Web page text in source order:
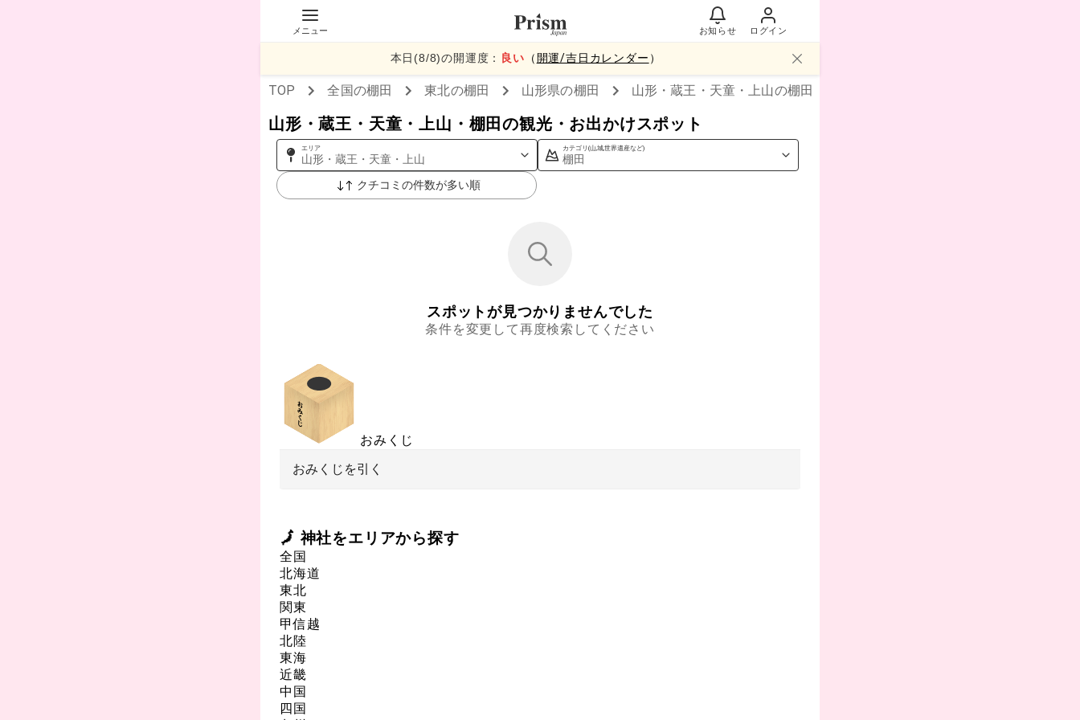
メニュー お知らせ ログイン
本日(8/8)の開運度： 良い （ 開運/吉日カレンダー ）
TOP 全国の棚田 東北の棚田 山形県の棚田 山形・蔵王・天童・上山の棚田
山形・蔵王・天童・上山・棚田の観光・お出かけスポット
エリア
山形・蔵王・天童・上山
カテゴリ(山,城,世界遺産など)
棚田
クチコミの件数が多い順
スポットが見つかりませんでした
条件を変更して再度検索してください
おみくじ
おみくじを引く
🗾 神社をエリアから探す
全国
北海道
東北
関東
甲信越
北陸
東海
近畿
中国
四国